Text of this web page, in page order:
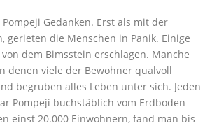
Gedanken. Erst als mit der
gerieten die Menschen in Panik. Einige
dem Bimsstein erschlagen. Manche
denen viele der Bewohner qualvoll
begruben alles Leben unter sich. Jeden
Pompeji buchstäblich vom Erdboden
einst 20.000 Einwohnern, fand man bis